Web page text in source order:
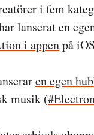
i fem
lanserat en
i appenpå
en egen
musik (